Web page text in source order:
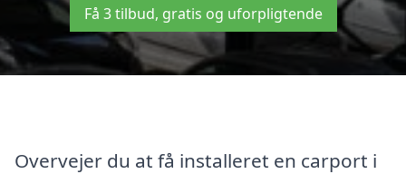
Få 3 tilbud, gratis og uforpligtende
Overvejer du at få installeret en carport i